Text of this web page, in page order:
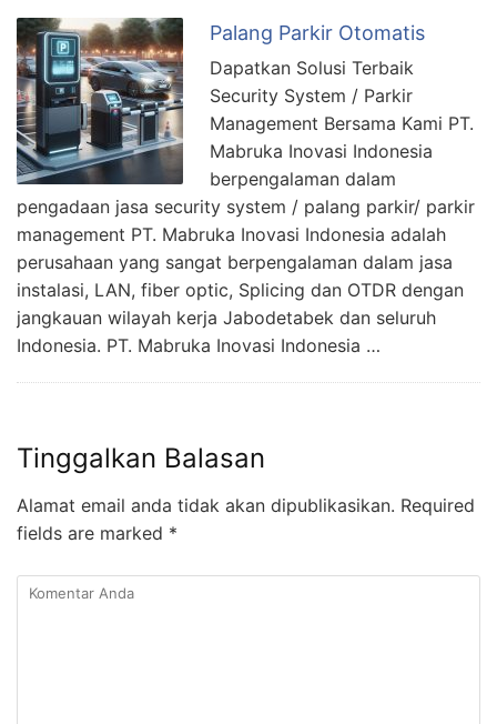
Palang Parkir Otomatis
Dapatkan Solusi Terbaik
Security System / Parkir
Management Bersama Kami PT.
Mabruka Inovasi Indonesia
berpengalaman dalam
pengadaan jasa security system / palang parkir/ parkir
management PT. Mabruka Inovasi Indonesia adalah
perusahaan yang sangat berpengalaman dalam jasa
instalasi, LAN, fiber optic, Splicing dan OTDR dengan
jangkauan wilayah kerja Jabodetabek dan seluruh
Indonesia. PT. Mabruka Inovasi Indonesia …
Tinggalkan Balasan
Alamat email anda tidak akan dipublikasikan. Required
fields are marked *